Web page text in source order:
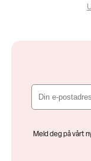
Meld deg på vårt